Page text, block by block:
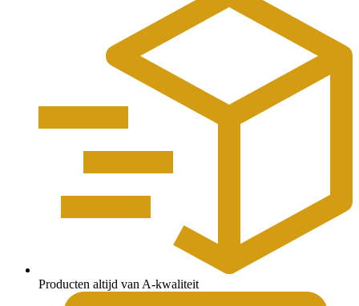
Producten altijd van A-kwaliteit